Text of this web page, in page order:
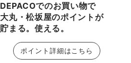
DEPACOでのお買い物で
大丸・松坂屋のポイントが
貯まる。使える。
ポイント詳細はこちら